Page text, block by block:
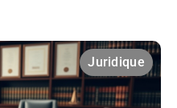
Juridique